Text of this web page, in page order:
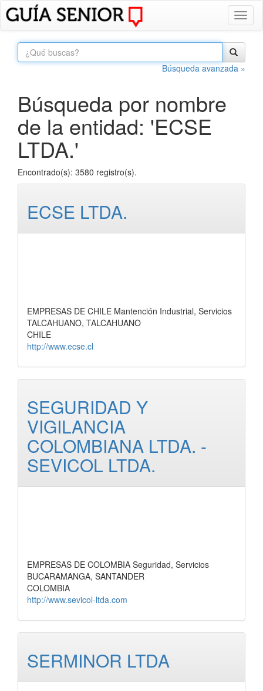
Búsqueda avanzada »
Búsqueda por nombre
de la entidad: 'ECSE
LTDA.'
Encontrado(s): 3580 registro(s).
ECSE LTDA.
EMPRESAS DE CHILE Mantención Industrial, Servicios
TALCAHUANO, TALCAHUANO
CHILE
http://www.ecse.cl
SEGURIDAD Y
VIGILANCIA
COLOMBIANA LTDA. -
SEVICOL LTDA.
EMPRESAS DE COLOMBIA Seguridad, Servicios
BUCARAMANGA, SANTANDER
COLOMBIA
http://www.sevicol-ltda.com
SERMINOR LTDA